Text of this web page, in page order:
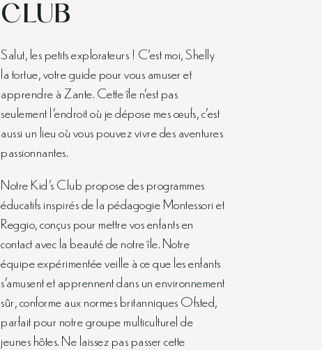
CLUB
Salut, les petits explorateurs ! C’est moi, Shelly
la tortue, votre guide pour vous amuser et
apprendre à Zante. Cette île n’est pas
seulement l’endroit où je dépose mes œufs, c’est
aussi un lieu où vous pouvez vivre des aventures
passionnantes.
Notre Kid’s Club propose des programmes
éducatifs inspirés de la pédagogie Montessori et
Reggio, conçus pour mettre vos enfants en
contact avec la beauté de notre île. Notre
équipe expérimentée veille à ce que les enfants
s’amusent et apprennent dans un environnement
sûr, conforme aux normes britanniques Ofsted,
parfait pour notre groupe multiculturel de
jeunes hôtes. Ne laissez pas passer cette